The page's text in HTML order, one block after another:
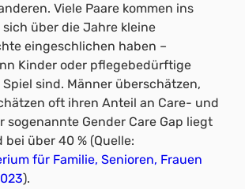
Viele Paare kommen ins
über die Jahre kleine
eingeschlichen haben –
Kinder oder pflegebedürftige
sind. Männer überschätzen,
oft ihren Anteil an Care- und
sogenannte Gender Care Gap liegt
über 40 % (Quelle:
für Familie, Senioren, Frauen
).